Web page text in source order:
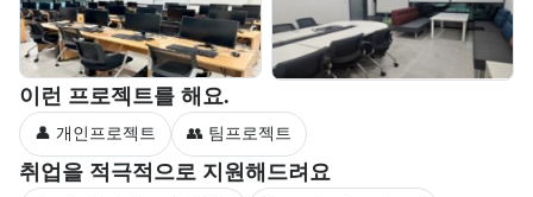
이런 프로젝트를 해요.
부트캠프 과정에서 진행하는 프로젝트 유형을 안내한다.
👤 개인프로젝트 👥 팀프로젝트
취업을 적극적으로 지원해드려요
부트캠프 수강생을 대상으로 제공되는 취업 지원 서비스를 안내한다.